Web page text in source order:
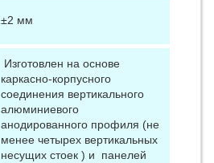
±2 мм
Изготовлен на основе
каркасно-корпусного
соединения вертикального
алюминиевого
анодированного профиля (не
менее четырех вертикальных
несущих стоек ) и панелей